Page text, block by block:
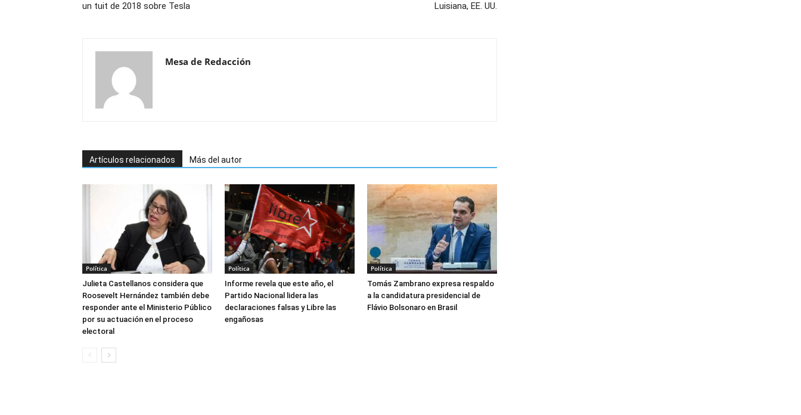
un tuit de 2018 sobre Tesla
Luisiana, EE. UU.
Mesa de Redacción
Artículos relacionados Más del autor
Política
Julieta Castellanos considera que
Roosevelt Hernández también debe
responder ante el Ministerio Público
por su actuación en el proceso
electoral
Política
Informe revela que este año, el
Partido Nacional lidera las
declaraciones falsas y Libre las
engañosas
Política
Tomás Zambrano expresa respaldo
a la candidatura presidencial de
Flávio Bolsonaro en Brasil